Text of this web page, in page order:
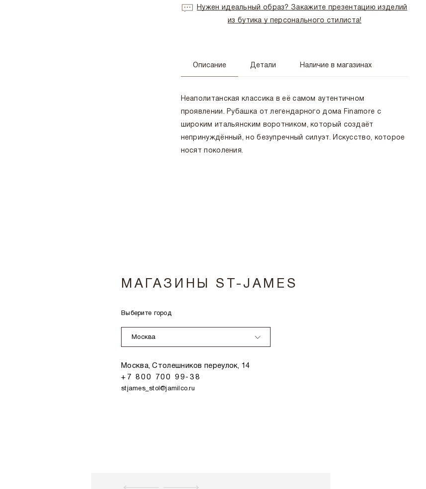
Нужен идеальный образ? Закажите презентацию изделий
из бутика у персонального стилиста!
Описание Детали Наличие в магазинах
Неаполитанская классика в её самом аутентичном
проявлении. Рубашка от легендарного дома Finamore с
широким итальянским воротником, который создаёт
непринуждённый, но безупречный силуэт. Искусство, которое
носят поколения.
МАГАЗИНЫ ST-JAMES
Выберите город
Москва
Москва, Столешников переулок, 14
+7 800 700 99-38
stjames_stol@jamilco.ru